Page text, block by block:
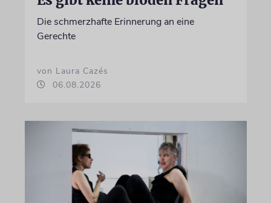
Die schmerzhafte Erinnerung an eine
Gerechte
von Laura Cazés
06.08.2026